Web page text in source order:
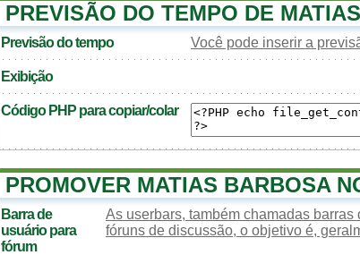
PREVISÃO DO TEMPO DE
Previsão do tempo Você pode inserir a
Exibição
Código PHP para copiar/colar
PROMOVER MATIAS BARBOSA
Barra de
usuário para
fórum
As userbars, também chamadas
fóruns de discussão, o objetivo é,